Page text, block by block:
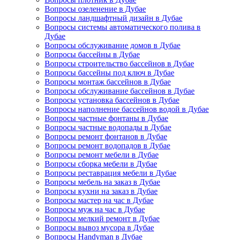
Вопросы озеленение в Дубае
Вопросы ландшафтный дизайн в Дубае
Вопросы системы автоматического полива в
Дубае
Вопросы обслуживание домов в Дубае
Вопросы бассейны в Дубае
Вопросы строительство бассейнов в Дубае
Вопросы бассейны под ключ в Дубае
Вопросы монтаж бассейнов в Дубае
Вопросы обслуживание бассейнов в Дубае
Вопросы установка бассейнов в Дубае
Вопросы наполнение бассейнов водой в Дубае
Вопросы частные фонтаны в Дубае
Вопросы частные водопады в Дубае
Вопросы ремонт фонтанов в Дубае
Вопросы ремонт водопадов в Дубае
Вопросы ремонт мебели в Дубае
Вопросы сборка мебели в Дубае
Вопросы реставрация мебели в Дубае
Вопросы мебель на заказ в Дубае
Вопросы кухни на заказ в Дубае
Вопросы мастер на час в Дубае
Вопросы муж на час в Дубае
Вопросы мелкий ремонт в Дубае
Вопросы вывоз мусора в Дубае
Вопросы Handyman в Дубае